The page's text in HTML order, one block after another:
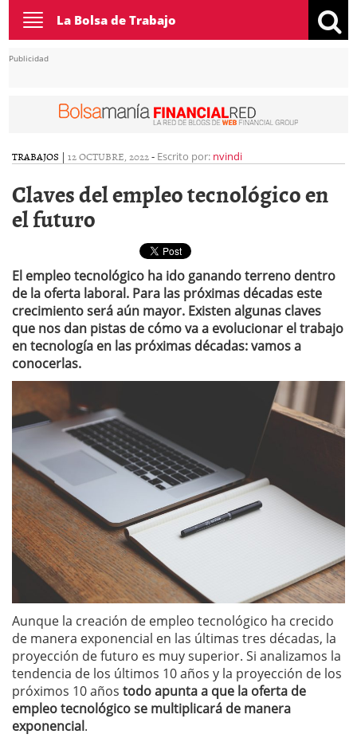
Toggle
navigation
La Bolsa de Trabajo
Publicidad
TRABAJOS | 12 OCTUBRE, 2022- Escrito por: nvindi
Claves del empleo tecnológico en
el futuro
El empleo tecnológico ha ido ganando terreno dentro
de la oferta laboral. Para las próximas décadas este
crecimiento será aún mayor. Existen algunas claves
que nos dan pistas de cómo va a evolucionar el trabajo
en tecnología en las próximas décadas: vamos a
conocerlas.
Aunque la creación de empleo tecnológico ha crecido
de manera exponencial en las últimas tres décadas, la
proyección de futuro es muy superior. Si analizamos la
tendencia de los últimos 10 años y la proyección de los
próximos 10 años todo apunta a que la oferta de
empleo tecnológico se multiplicará de manera
exponencial.